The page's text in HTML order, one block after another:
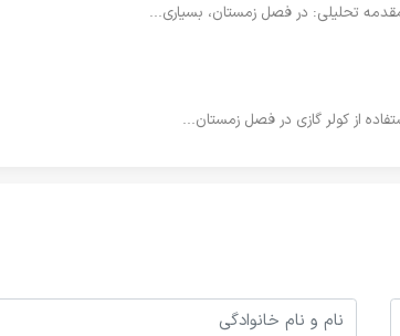
از کولر گازی در فصل زمستان...